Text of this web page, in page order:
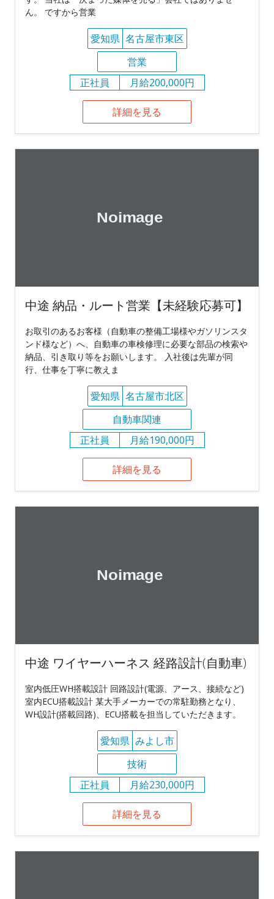
ん。 ですから営業
愛知県 名古屋市東区
営業
正社員
月給200,000円
詳細を見る
中途 納品・ルート営業【未経験応募可】
お取引のあるお客様（自動車の整備工場様やガソリンスタ
ンド様など）へ、自動車の車検修理に必要な部品の検索や
納品、引き取り等をお願いします。 入社後は先輩が同
行、仕事を丁寧に教えま
愛知県 名古屋市北区
自動車関連
正社員
月給190,000円
詳細を見る
中途 ワイヤーハーネス 経路設計(自動車)
室内低圧WH搭載設計 回路設計(電源、アース、接続など)
室内ECU搭載設計 某大手メーカーでの常駐勤務となり、
WH設計(搭載回路)、ECU搭載を担当していただきます。
愛知県 みよし市
技術
正社員
月給230,000円
詳細を見る